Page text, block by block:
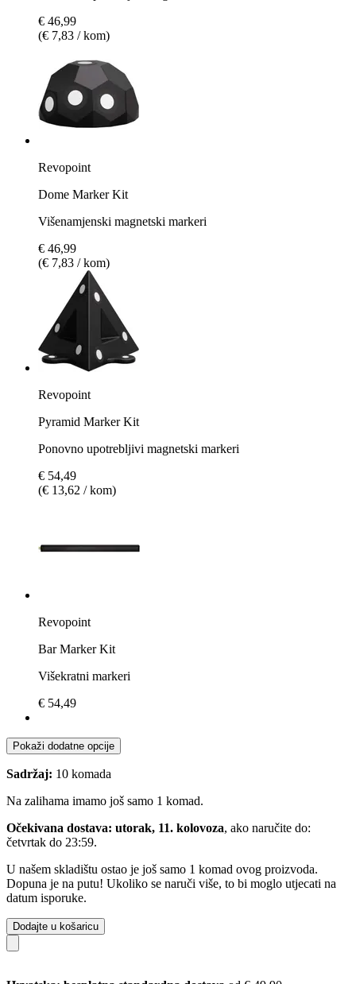
€ 46,99
(€ 7,83 / kom)
Revopoint
Dome Marker Kit
Višenamjenski magnetski markeri
€ 46,99
(€ 7,83 / kom)
Revopoint
Pyramid Marker Kit
Ponovno upotrebljivi magnetski markeri
€ 54,49
(€ 13,62 / kom)
Revopoint
Bar Marker Kit
Višekratni markeri
€ 54,49
Pokaži dodatne opcije
Sadržaj: 10 komada
Na zalihama imamo još samo 1 komad.
Očekivana dostava: utorak, 11. kolovoza, ako naručite do:
četvrtak do 23:59.
U našem skladištu ostao je još samo 1 komad ovog proizvoda.
Dopuna je na putu! Ukoliko se naruči više, to bi moglo utjecati na
datum isporuke.
Dodajte u košaricu